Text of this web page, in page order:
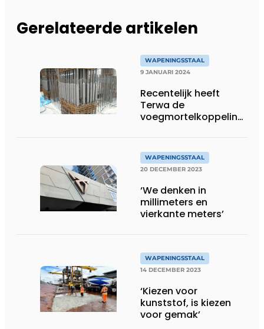
Gerelateerde artikelen
WAPENINGSSTAAL
9 JANUARI 2024
Recentelijk heeft
Terwa de
voegmortelkoppeling
wapeningsystemen
WAPENINGSSTAAL
20 DECEMBER 2023
‘We denken in
millimeters en
vierkante meters’
WAPENINGSSTAAL
14 DECEMBER 2023
‘Kiezen voor
kunststof, is kiezen
voor gemak’